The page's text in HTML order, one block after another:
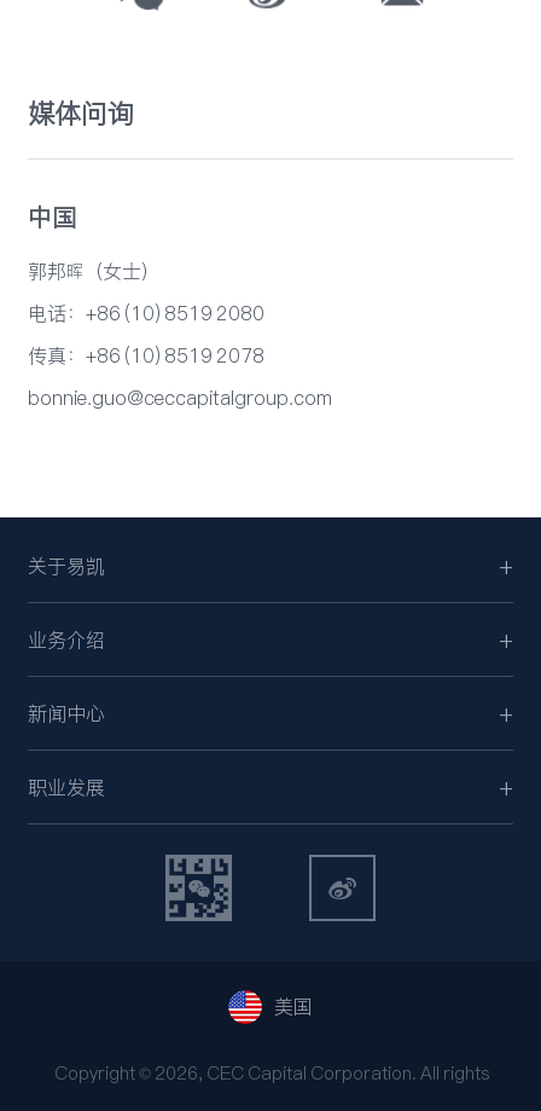
媒体问询
中国
郭邦晖（女士）
电话：+86 (10) 8519 2080
传真：+86 (10) 8519 2078
bonnie.guo@ceccapitalgroup.com
关于易凯
业务介绍
新闻中心
职业发展
美国
Copyright © 2026, CEC Capital Corporation. All rights